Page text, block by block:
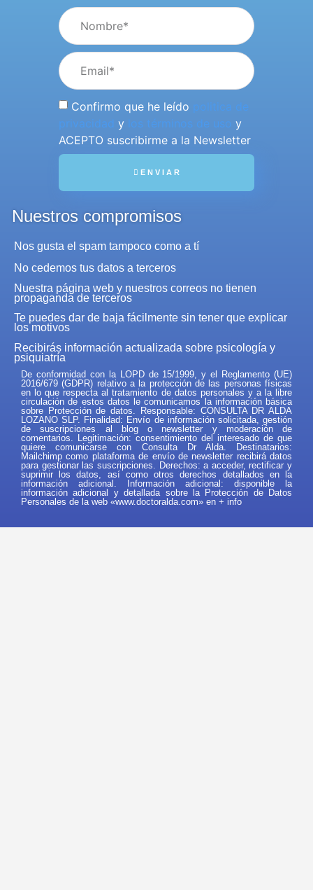
Confirmo que he leído politica de
privacidad y los términos de uso y
ACEPTO suscribirme a la Newsletter
ENVIAR
Nuestros compromisos
Nos gusta el spam tampoco como a tí
No cedemos tus datos a terceros
Nuestra página web y nuestros correos no tienen
propaganda de terceros
Te puedes dar de baja fácilmente sin tener que explicar
los motivos
Recibirás información actualizada sobre psicología y
psiquiatría
De conformidad con la LOPD de 15/1999, y el Reglamento (UE)
2016/679 (GDPR) relativo a la protección de las personas físicas
en lo que respecta al tratamiento de datos personales y a la libre
circulación de estos datos le comunicamos la información básica
sobre Protección de datos. Responsable: CONSULTA DR ALDA
LOZANO SLP. Finalidad: Envío de información solicitada, gestión
de suscripciones al blog o newsletter y moderación de
comentarios. Legitimación: consentimiento del interesado de que
quiere comunicarse con Consulta Dr Alda. Destinatarios:
Mailchimp como plataforma de envío de newsletter recibirá datos
para gestionar las suscripciones. Derechos: a acceder, rectificar y
suprimir los datos, así como otros derechos detallados en la
información adicional. Información adicional: disponible la
información adicional y detallada sobre la Protección de Datos
Personales de la web «www.doctoralda.com» en + info